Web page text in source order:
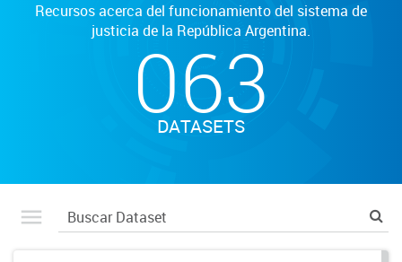
Recursos acerca del funcionamiento del sistema de
justicia de la República Argentina.
063
DATASETS